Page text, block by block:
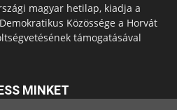
magyar hetilap, kiadja a
Közössége a Horvát
támogatásával
MINKET